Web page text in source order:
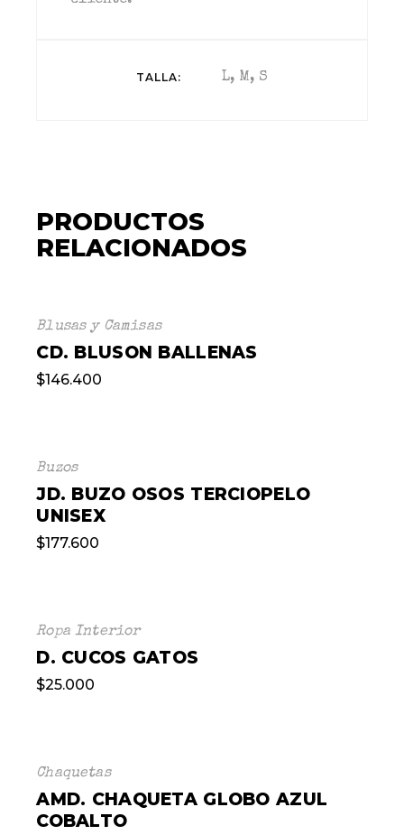
TALLA L, M, S
PRODUCTOS
RELACIONADOS
Blusas y Camisas
CD. BLUSON BALLENAS
$146.400
Buzos
JD. BUZO OSOS TERCIOPELO
UNISEX
$177.600
Ropa Interior
D. CUCOS GATOS
$25.000
Chaquetas
AMD. CHAQUETA GLOBO AZUL
COBALTO